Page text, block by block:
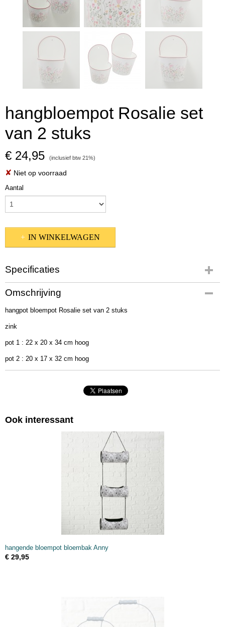
hangbloempot Rosalie set
van 2 stuks
€ 24,95 (inclusief btw 21%)
✘ Niet op voorraad
Aantal
IN WINKELWAGEN
Specificaties
Productcode
2010134
EAN code
22 x 20 x 32 cm
Omschrijving
hangpot bloempot Rosalie set van 2 stuks
zink
pot 1 : 22 x 20 x 34 cm hoog
pot 2 : 20 x 17 x 32 cm hoog
Ook interessant
hangende bloempot bloembak Anny
€ 29,95